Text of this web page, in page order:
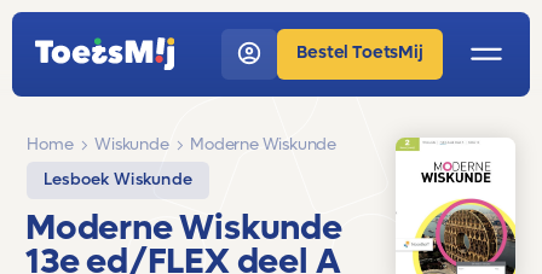
Bestel ToetsMij
Home Wiskunde
Moderne Wiskunde
Lesboek Wiskunde
Moderne Wiskunde
13e ed/FLEX deel A